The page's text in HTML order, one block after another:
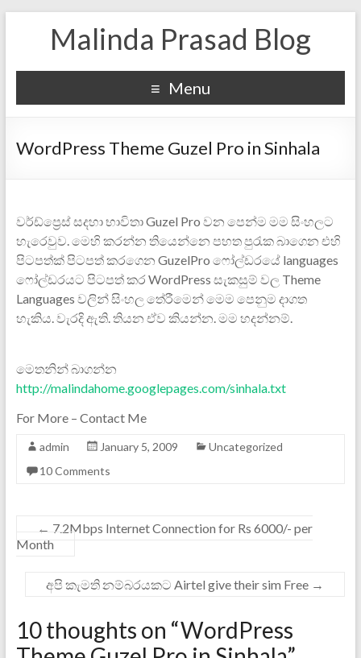
Malinda Prasad Blog
Menu
WordPress Theme Guzel Pro in Sinhala
වර්ඩ්ප්‍රෙස් සදහා භාවිතා Guzel Pro වන පෙන්‍ම මම සිංහලට
හැරෙවුව. මෙහි කරන්න තියෙන්නෙ පහත පුරැක බාගෙන එහි
පිටපත්ක් පිටපත් කරගෙන GuzelPro ෆෝල්ඩරයේ languages
ෆෝල්ඩරයට පිටපත් කර WordPress සැකසුම් වල Theme
Languages වලින් සිංහල තේරීමෙන් මෙම පෙනුම දාගත
හැකිය. වැරදි ඇති. තියන ඒව කියන්න. මම හදන්නම්.
මෙතනින් බාගන්න
http://malindahome.googlepages.com/sinhala.txt
For More – Contact Me
admin January 5, 2009
Uncategorized
10 Comments
← 7.2Mbps Internet Connection for Rs 6000/- per
Month
අපි කැමති නම්බරයකට Airtel give their sim Free →
10 thoughts on “WordPress